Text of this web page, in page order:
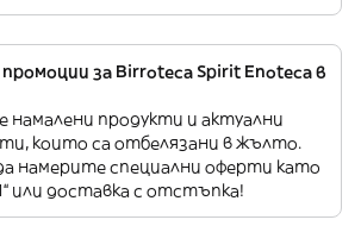
за Birroteca Spirit Enoteca в
намалени продукти и актуални
които са отбелязани в жълто.
намерите специални оферти като
или доставка с отстъпка!